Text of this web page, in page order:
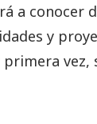
a conocer
y